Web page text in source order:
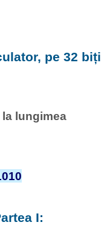
pe 32 biți
lungimea
I: